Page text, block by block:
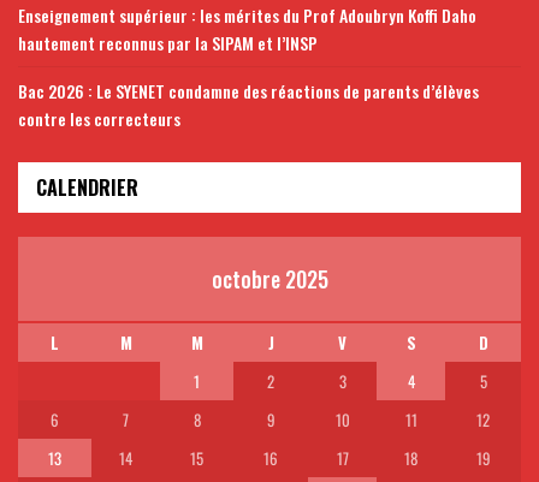
Enseignement supérieur : les mérites du Prof Adoubryn Koffi Daho
hautement reconnus par la SIPAM et l’INSP
Bac 2026 : Le SYENET condamne des réactions de parents d’élèves
contre les correcteurs
CALENDRIER
octobre 2025
L M M J V S
D
1
2 3 4
5
6
7 8 9 10 11
12
13
14 15 16 17 18
19